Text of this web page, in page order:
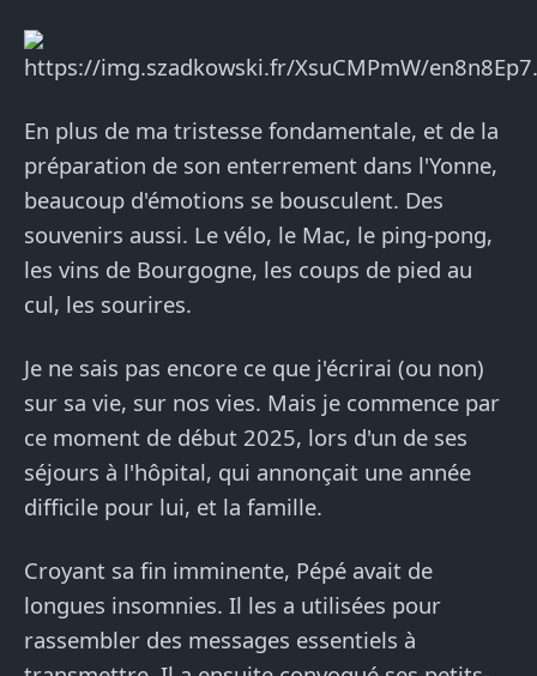
En plus de ma tristesse fondamentale, et de la
préparation de son enterrement dans l'Yonne,
beaucoup d'émotions se bousculent. Des
souvenirs aussi. Le vélo, le Mac, le ping-pong,
les vins de Bourgogne, les coups de pied au
cul, les sourires.
Je ne sais pas encore ce que j'écrirai (ou non)
sur sa vie, sur nos vies. Mais je commence par
ce moment de début 2025, lors d'un de ses
séjours à l'hôpital, qui annonçait une année
difficile pour lui, et la famille.
Croyant sa fin imminente, Pépé avait de
longues insomnies. Il les a utilisées pour
rassembler des messages essentiels à